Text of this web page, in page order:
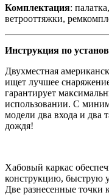
Комплектация:
ветрооттяжки,
Инструкция по
Двухместная
ищет лучшее
гарантирует
использовании. С
модели два входа и два
дождя!
Хабовый каркас
конструкцию, быструю
Две разнесенные точки